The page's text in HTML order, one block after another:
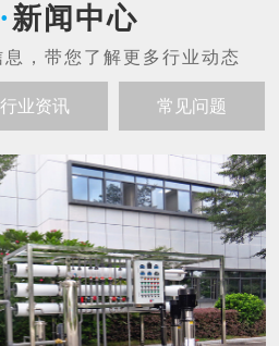
新闻中心
行业资讯 常见问题